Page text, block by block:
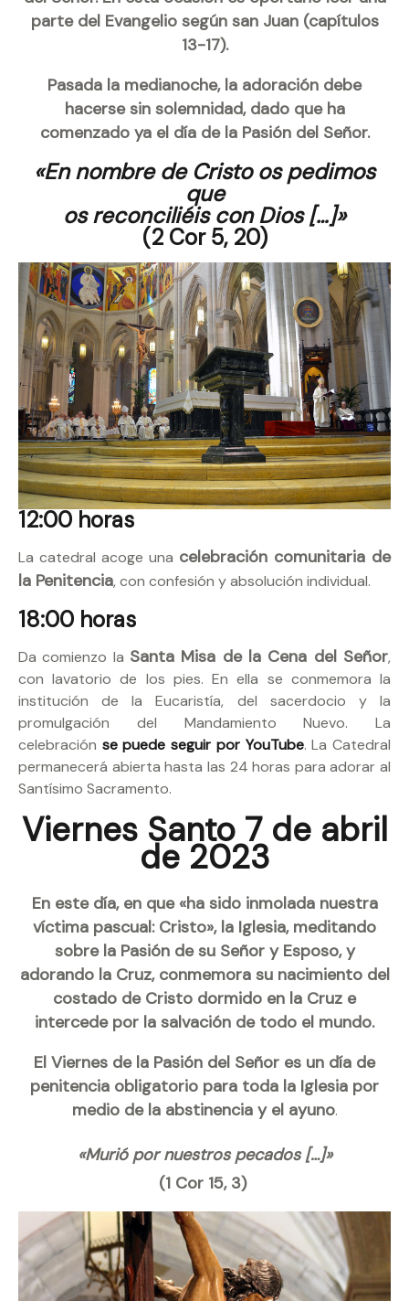
parte del Evangelio según san Juan (capítulos
13-17).
Pasada la medianoche, la adoración debe
hacerse sin solemnidad, dado que ha
comenzado ya el día de la Pasión del Señor.
«En nombre de Cristo os pedimos
que
os reconciliéis con Dios […]»
(2 Cor 5, 20)
12:00 horas
La catedral acoge una celebración comunitaria de
la Penitencia, con confesión y absolución individual.
18:00 horas
Da comienzo la Santa Misa de la Cena del Señor,
con lavatorio de los pies. En ella se conmemora la
institución de la Eucaristía, del sacerdocio y la
promulgación del Mandamiento Nuevo. La
celebración se puede seguir por YouTube. La Catedral
permanecerá abierta hasta las 24 horas para adorar al
Santísimo Sacramento.
Viernes Santo 7 de abril
de 2023
En este día, en que «ha sido inmolada nuestra
víctima pascual: Cristo», la Iglesia, meditando
sobre la Pasión de su Señor y Esposo, y
adorando la Cruz, conmemora su nacimiento del
costado de Cristo dormido en la Cruz e
intercede por la salvación de todo el mundo.
El Viernes de la Pasión del Señor es un día de
penitencia obligatorio para toda la Iglesia por
medio de la abstinencia y el ayuno.
«Murió por nuestros pecados […]»
(1 Cor 15, 3)